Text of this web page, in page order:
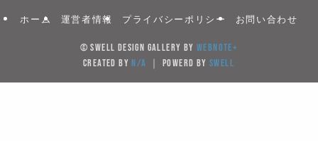
ホーム 運営者情報 プライバシーポリシー お問い合わせ
© SWELL DESIGN GALLERY byWebNote+
created byN/A ｜ powerd by SWELL